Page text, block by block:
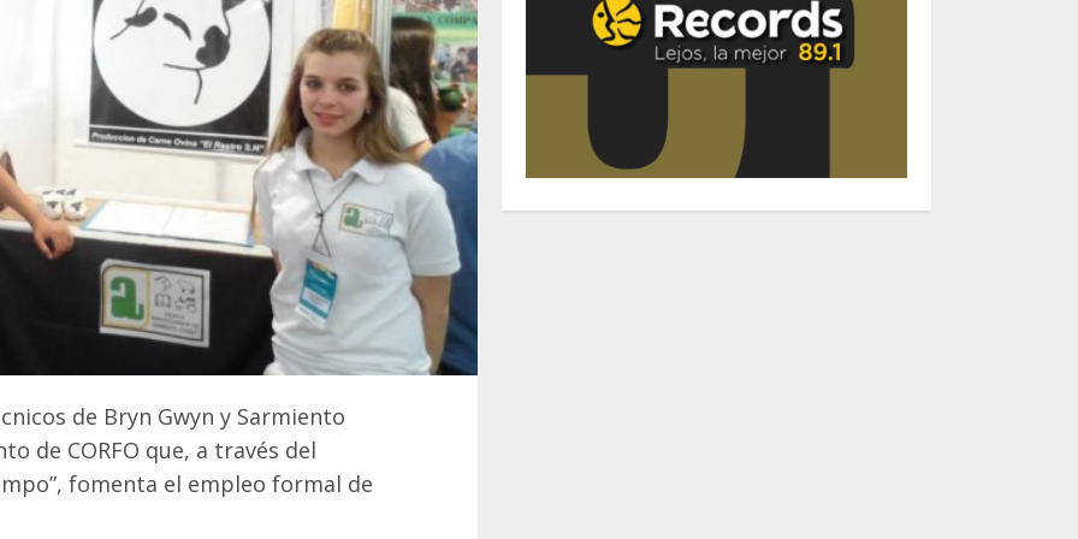
de Bryn Gwyn y Sarmiento
de CORFO que, a través del
fomenta el empleo formal de